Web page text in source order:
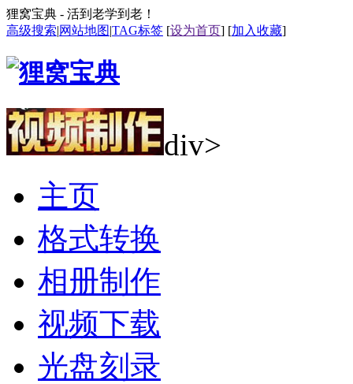
狸窝宝典 - 活到老学到老！
高级搜索|网站地图|TAG标签 [设为首页] [加入收藏]
div>
主页
格式转换
相册制作
视频下载
光盘刻录